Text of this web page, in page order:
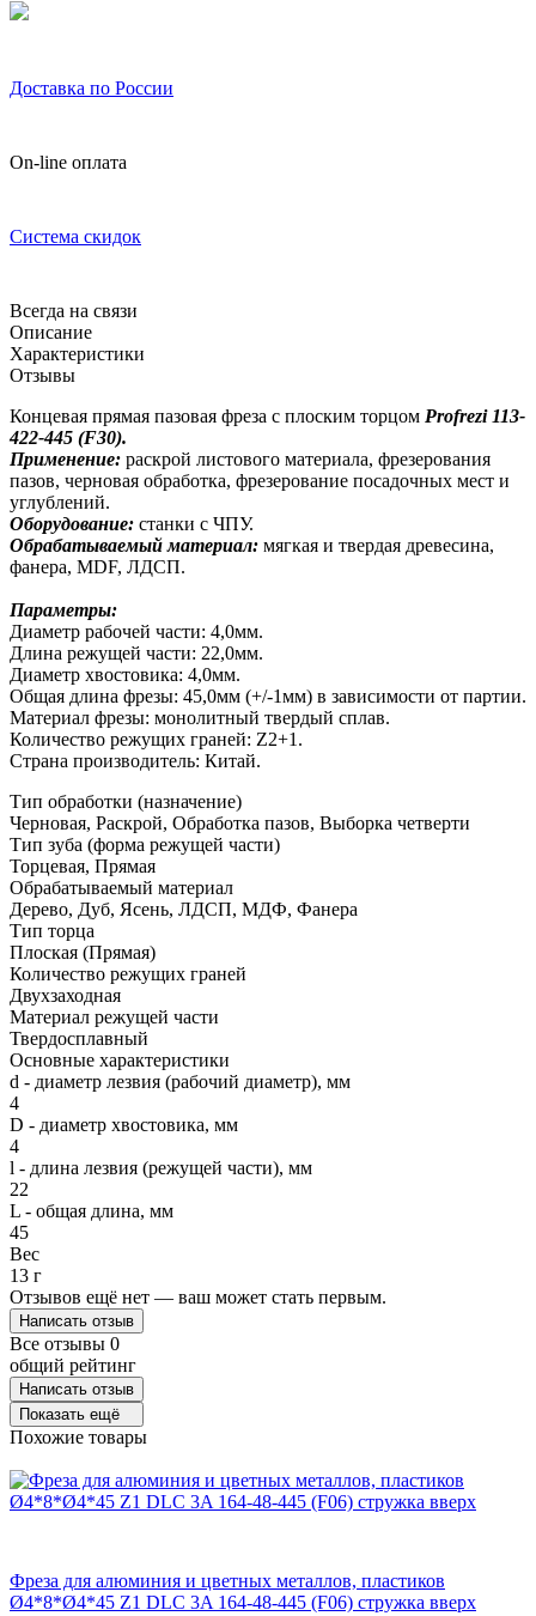
Доставка по России
On-line оплата
Система скидок
Всегда на связи
Описание
Характеристики
Отзывы
Концевая прямая пазовая фреза с плоским торцом Profrezi113-
422-445 (F30).
Применение: раскрой листового материала, фрезерования
пазов, черновая обработка, фрезерование посадочных мест и
углублений.
Оборудование: станки с ЧПУ.
Обрабатываемый материал: мягкая и твердая древесина,
фанера, MDF, ЛДСП.
Параметры:
Диаметр рабочей части: 4,0мм.
Длина режущей части: 22,0мм.
Диаметр хвостовика: 4,0мм.
Общая длина фрезы: 45,0мм (+/-1мм) в зависимости от партии.
Материал фрезы: монолитный твердый сплав.
Количество режущих граней: Z2+1.
Страна производитель: Китай.
Тип обработки (назначение)
Черновая, Раскрой, Обработка пазов, Выборка четверти
Тип зуба (форма режущей части)
Торцевая, Прямая
Обрабатываемый материал
Дерево, Дуб, Ясень, ЛДСП, МДФ, Фанера
Тип торца
Плоская (Прямая)
Количество режущих граней
Двухзаходная
Материал режущей части
Твердосплавный
Основные характеристики
d - диаметр лезвия (рабочий диаметр), мм
4
D - диаметр хвостовика, мм
4
l - длина лезвия (режущей части), мм
22
L - общая длина, мм
45
Вес
13 г
Отзывов ещё нет — ваш может стать первым.
Написать отзыв
Все отзывы 0
общий рейтинг
Написать отзыв
Показать ещё
Похожие товары
Фреза для алюминия и цветных металлов, пластиков
Ø4*8*Ø4*45 Z1 DLC 3A 164-48-445 (F06) стружка вверх